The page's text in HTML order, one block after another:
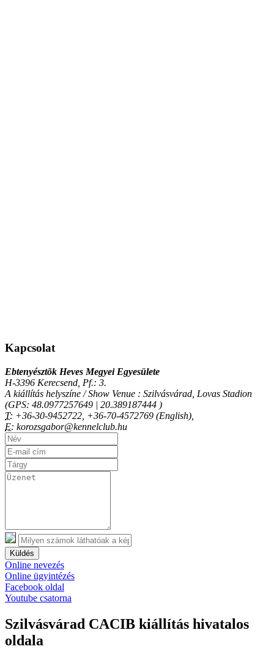
Kapcsolat
Ebtenyésztõk Heves Megyei Egyesülete
H-3396 Kerecsend, Pf.: 3.
A kiállítás helyszíne / Show Venue : Szilvásvárad, Lovas Stadion
(GPS: 48.0977257649 | 20.389187444 )
T: +36-30-9452722, +36-70-4572769 (English),
E: korozsgabor@kennelclub.hu
Küldés
Online nevezés
Online ügyintézés
Facebook oldal
Youtube csatorna
Szilvásvárad CACIB kiállítás hivatalos
oldala